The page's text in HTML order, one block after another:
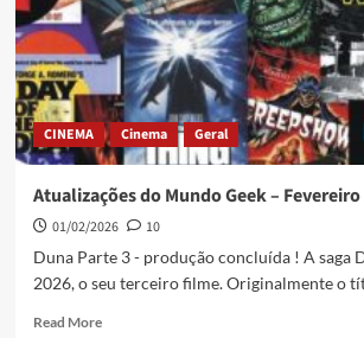
CINEMA Cinema Geral
Atualizações do Mundo Geek – Fevereiro
01/02/2026
10
Duna Parte 3 - produção concluída ! A saga
2026, o seu terceiro filme. Originalmente o
Read More